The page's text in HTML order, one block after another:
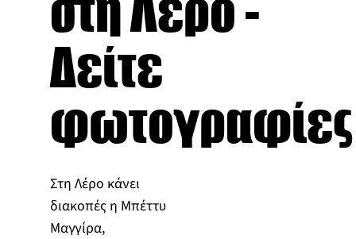
Δείτε
φωτογραφίες
Στη Λέρο κάνει
διακοπές η Μπέττυ
Μαγγίρα,